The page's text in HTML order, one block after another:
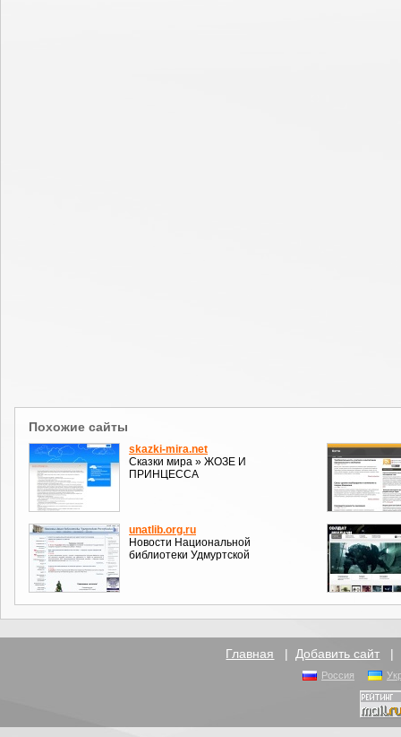
Похожие сайты
skazki-mira.net
Сказки мира » ЖОЗЕ И
ПРИНЦЕССА
unatlib.org.ru
Новости Национальной
библиотеки Удмуртской
Главная | Добавить сайт |
Россия